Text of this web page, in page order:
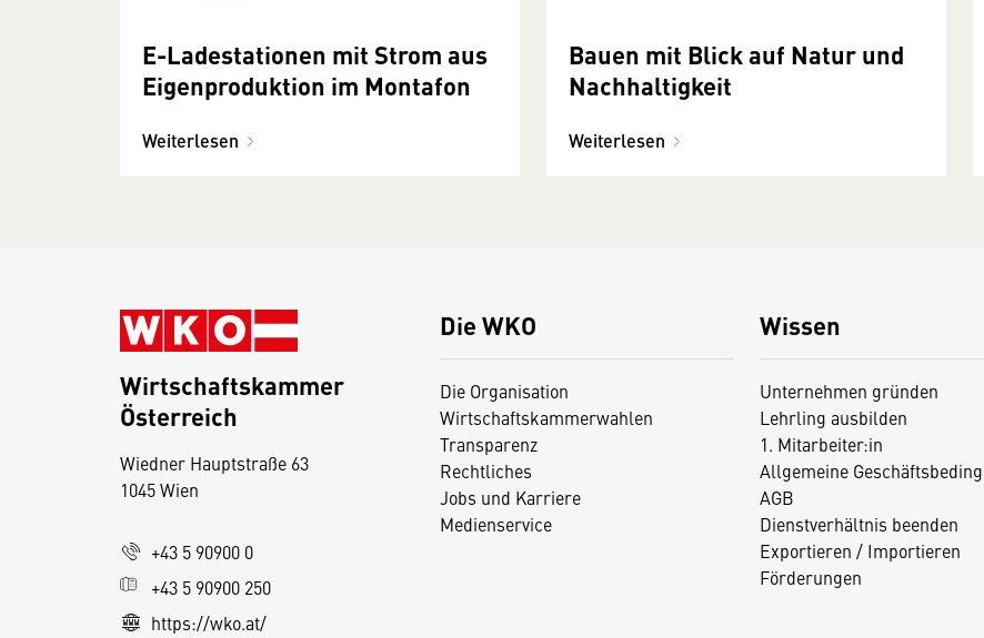
E-Ladestationen mit Strom aus
Eigenproduktion im Montafon
Weiterlesen
Bauen mit Blick auf Natur und
Nachhaltigkeit
Weiterlesen
Die WKO
Die Organisation
Wirtschaftskammerwahlen
Transparenz
Rechtliches
Jobs und Karriere
Medienservice
Wissen
Unternehmen gründen
Lehrling ausbilden
1. Mitarbeiter:in
Allgemeine
AGB
Dienstverhältnis beenden
Exportieren / Importieren
Förderungen
Wirtschaftskammer
Österreich
Wiedner Hauptstraße 63
1045 Wien
+43 5 90900 0
+43 5 90900 250
https://wko.at/